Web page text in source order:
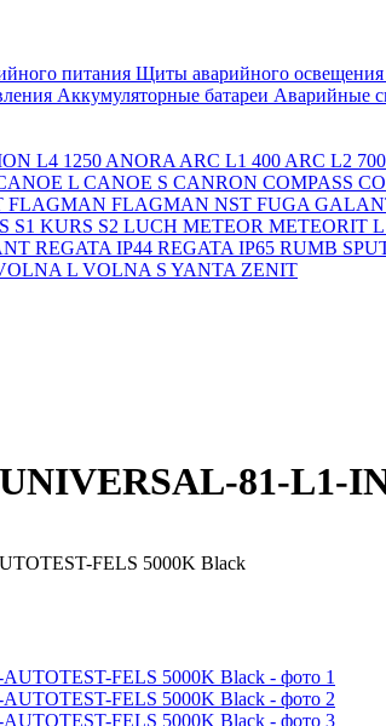
питания Щиты аварийного освещения
Аккумуляторные батареи Аварийные
L4 1250 ANORA ARC L1 400 ARC L2 700
L CANOE S CANRON COMPASS
FLAGMAN FLAGMAN NST FUGA
S1 KURS S2 LUCH METEOR METEORIT L
REGATA IP44 REGATA IP65 RUMB
L VOLNA S YANTA ZENIT
81-L1-
FELS 5000K Black